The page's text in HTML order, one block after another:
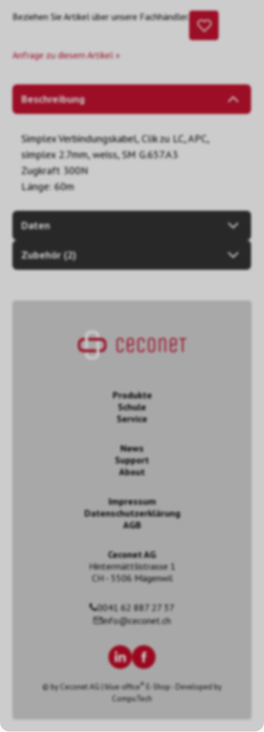
Beziehen Sie Artikel über unsere Fachhändler.
Anfrage zu diesem Artikel »
Beschreibung
Simplex Verbindungskabel, Clik zu LC, APC,
simplex 2.7mm, weiss, SM G.657.A3
Zugkraft 300N
Länge: 60m
Daten
Zubehör (2)
Produkte
Schule
Service
News
Support
About
Impressum
Datenschutzerklärung
AGB
Ceconet AG
Hintermättlistrasse 1
CH - 5506 Mägenwil
0041 62 887 27 37
info@ceconet.ch
© by Ceconet AG blue office ®
E-Shop - Developed by
CompuTech